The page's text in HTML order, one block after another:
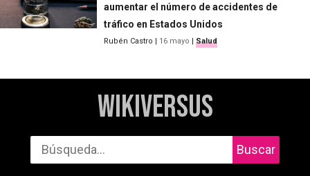
aumentar el número de accidentes de
tráfico en Estados Unidos
Rubén Castro | 16 mayo | Salud
WikiVersus
Buscar